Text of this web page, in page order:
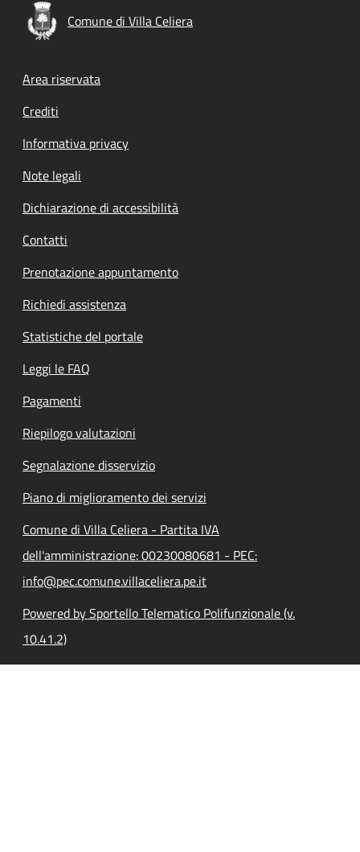
Comune di Villa Celiera
Footer menu
Area riservata
Crediti
Informativa privacy
Note legali
Dichiarazione di accessibilità
Contatti
Prenotazione appuntamento
Richiedi assistenza
Statistiche del portale
Leggi le FAQ
Pagamenti
Riepilogo valutazioni
Segnalazione disservizio
Piano di miglioramento dei servizi
Comune di Villa Celiera - Partita IVA
dell'amministrazione: 00230080681 - PEC:
info@pec.comune.villaceliera.pe.it
Powered by Sportello Telematico Polifunzionale (v.
10.41.2)